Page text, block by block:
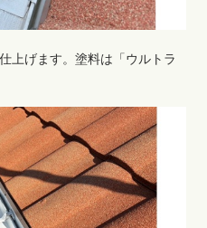
上げます。塗料は「ウルトラ